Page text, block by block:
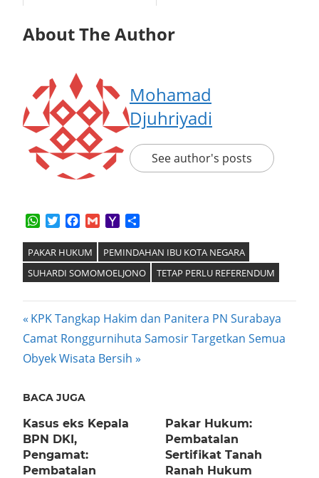
About The Author
Mohamad
Djuhriyadi
See author's posts
WhatsApp
TwitterFacebook
GmailYahoo
PAKAR HUKUM
PEMINDAHAN IBU KOTA NEGARA
SUHARDI SOMOMOELJONO
TETAP PERLU REFERENDUM
Post
navigation
Previous
Post:
KPK Tangkap Hakim dan Panitera PN Surabaya
Next
Post:
Camat Ronggurnihuta Samosir Targetkan Semua
Obyek Wisata Bersih
BACA JUGA
Kasus eks Kepala
BPN DKI,
Pengamat:
Pembatalan
Pakar Hukum:
Pembatalan
Sertifikat Tanah
Ranah Hukum